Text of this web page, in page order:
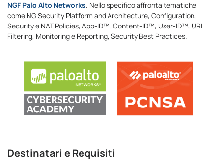
NGF Palo Alto Networks. Nello specifico affronta tematiche
come NG Security Platform and Architecture, Configuration,
Security e NAT Policies, App-ID™, Content-ID™, User-ID™, URL
Filtering, Monitoring e Reporting, Security Best Practices.
Destinatari e Requisiti